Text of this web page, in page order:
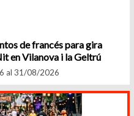
de francés para gira
en Vilanova i la Geltrú
al 31/08/2026